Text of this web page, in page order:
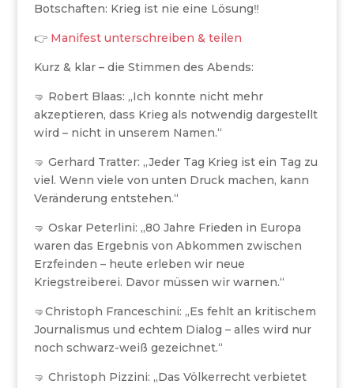
Botschaften: Krieg ist nie eine Lösung‼️
👉 Manifest unterschreiben & teilen
Kurz & klar – die Stimmen des Abends:
🤜 Robert Blaas: „Ich konnte nicht mehr
akzeptieren, dass Krieg als notwendig dargestellt
wird – nicht in unserem Namen.“
🤜 Gerhard Tratter: „Jeder Tag Krieg ist ein Tag zu
viel. Wenn viele von unten Druck machen, kann
Veränderung entstehen.“
🤜 Oskar Peterlini: „80 Jahre Frieden in Europa
waren das Ergebnis von Abkommen zwischen
Erzfeinden – heute erleben wir neue
Kriegstreiberei. Davor müssen wir warnen.“
🤜Christoph Franceschini: „Es fehlt an kritischem
Journalismus und echtem Dialog – alles wird nur
noch schwarz-weiß gezeichnet.“
🤜 Christoph Pizzini: „Das Völkerrecht verbietet